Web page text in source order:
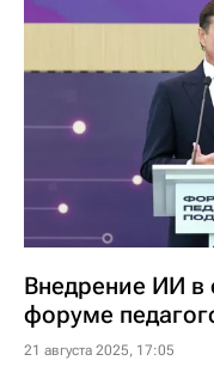
Внедрение ИИ в
форуме
21 августа 2025, 17:05